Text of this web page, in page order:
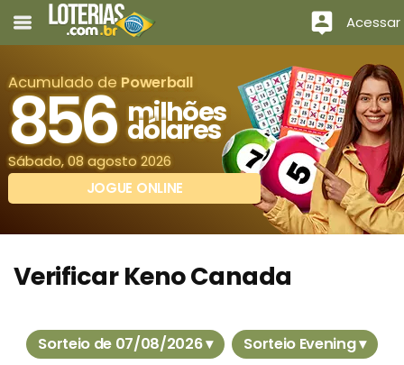
Acessar
Acumulado de Powerball
856 milhões
dólares
Sábado, 08 agosto 2026
JOGUE ONLINE
Verificar Keno Canada
Sorteio de 07/08/2026 ▾ Sorteio Evening ▾